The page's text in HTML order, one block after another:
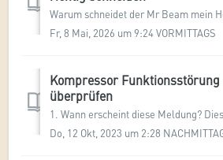
Fr, 8 Mai, 2026 um 9:24 VORMITTAGS
Kompressor
überprüfen
Do, 12 Okt, 2023 um 2:28